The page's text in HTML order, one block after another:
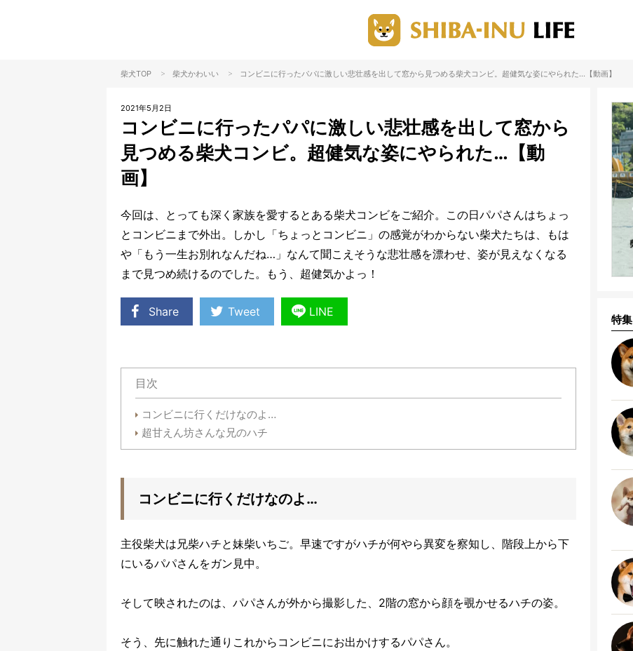
柴犬TOP > 柴犬かわいい > コンビニに行ったパパに激しい悲壮感を出して窓から見つめる柴犬コンビ。超健気な姿にやられた…【動画】
2021年5月2日
コンビニに行ったパパに激しい悲壮感を出して窓から
見つめる柴犬コンビ。超健気な姿にやられた…【動
画】
今回は、とっても深く家族を愛するとある柴犬コンビをご紹介。この日パパさんはちょっ
とコンビニまで外出。しかし「ちょっとコンビニ」の感覚がわからない柴犬たちは、もは
や「もう一生お別れなんだね…」なんて聞こえそうな悲壮感を漂わせ、姿が見えなくなる
まで見つめ続けるのでした。もう、超健気かよっ！
Share Tweet LINE
目次
コンビニに行くだけなのよ…
超甘えん坊さんな兄のハチ
コンビニに行くだけなのよ…
主役柴犬は兄柴ハチと妹柴いちご。早速ですがハチが何やら異変を察知し、階段上から下
にいるパパさんをガン見中。
そして映されたのは、パパさんが外から撮影した、2階の窓から顔を覗かせるハチの姿。
そう、先に触れた通りこれからコンビニにお出かけするパパさん。
特集